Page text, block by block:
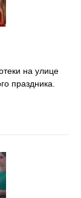
на улице
праздника.